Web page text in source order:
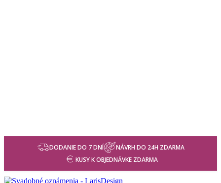
DODANIE DO 7 DNÍ
NÁVRH DO 24H ZDARMA
KUSY K OBJEDNÁVKE ZDARMA